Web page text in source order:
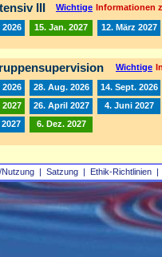
| Satzung | Ethik-Richtlinien |
III Wichtige Informationen
2026 15. Jan. 2027 12. März 2027
Wichtige
28. Aug. 2026 14. Sept. 2026
26. April 2027 4. Juni 2027
6. Dez. 2027